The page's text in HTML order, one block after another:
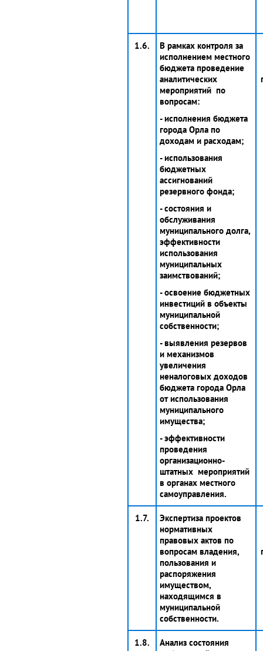
1.6.
В рамках контроля за
исполнением местного
бюджета проведение
аналитических
мероприятий по
вопросам:
- исполнения бюджета
города Орла по
доходам и расходам;
- использования
бюджетных
ассигнований
резервного фонда;
- состояния и
обслуживания
муниципального долга,
эффективности
использования
муниципальных
заимствований;
- освоение бюджетных
инвестиций в объекты
муниципальной
собственности;
- выявления резервов
и механизмов
увеличения
неналоговых доходов
бюджета города Орла
от использования
муниципального
имущества;
- эффективности
проведения
организационно-
штатных мероприятий
в органах местного
самоуправления.
1.7.
Экспертиза проектов
нормативных
правовых актов по
вопросам владения,
пользования и
распоряжения
имуществом,
находящимся в
муниципальной
собственности.
1.8.
Анализ состояния